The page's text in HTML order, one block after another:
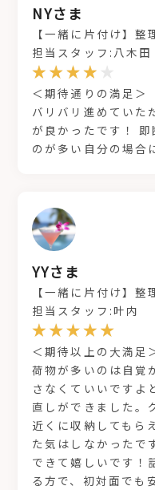
NYさま
【一緒に片付け】
担当スタッフ:八木田
＜期待通りの満足＞
バリバリ進めていた
が良かったです！ 即
のが多い自分の場合
YYさま
【一緒に片付け】
担当スタッフ:叶内
＜期待以上の大満足
荷物が多いのは自覚
さなくていいですよ
直しができました。
近くに収納してもら
た気はしなかったで
できて嬉しいです！
る方で、初対面でも